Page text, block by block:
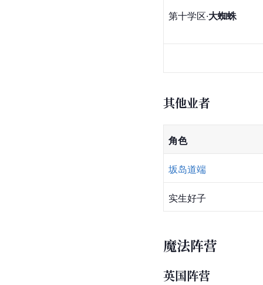
第十学区·大蜘蛛
其他业者
角色
坂岛道端
实生好子
魔法阵营
英国阵营